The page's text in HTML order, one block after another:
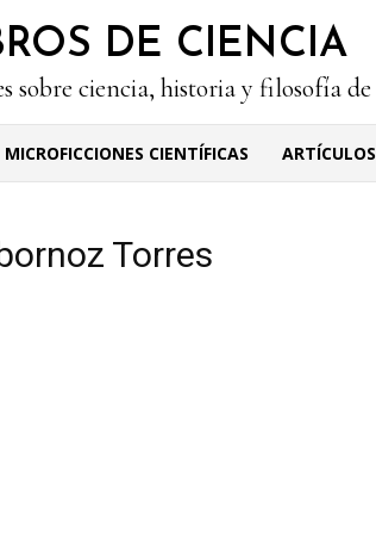
DE CIENCIA
sobre ciencia, historia y filosofía
MICROFICCIONES CIENTÍFICAS ARTÍCULOS
Torres